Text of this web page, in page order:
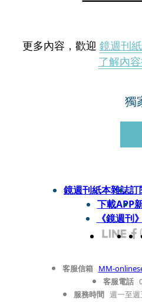
更多內容，歡迎 鏡週刊
了解內
獨
鏡週刊紙本雜誌訂
下載APP
《鏡週刊
客服信箱 MM-
客服電話
服務時間 週一至